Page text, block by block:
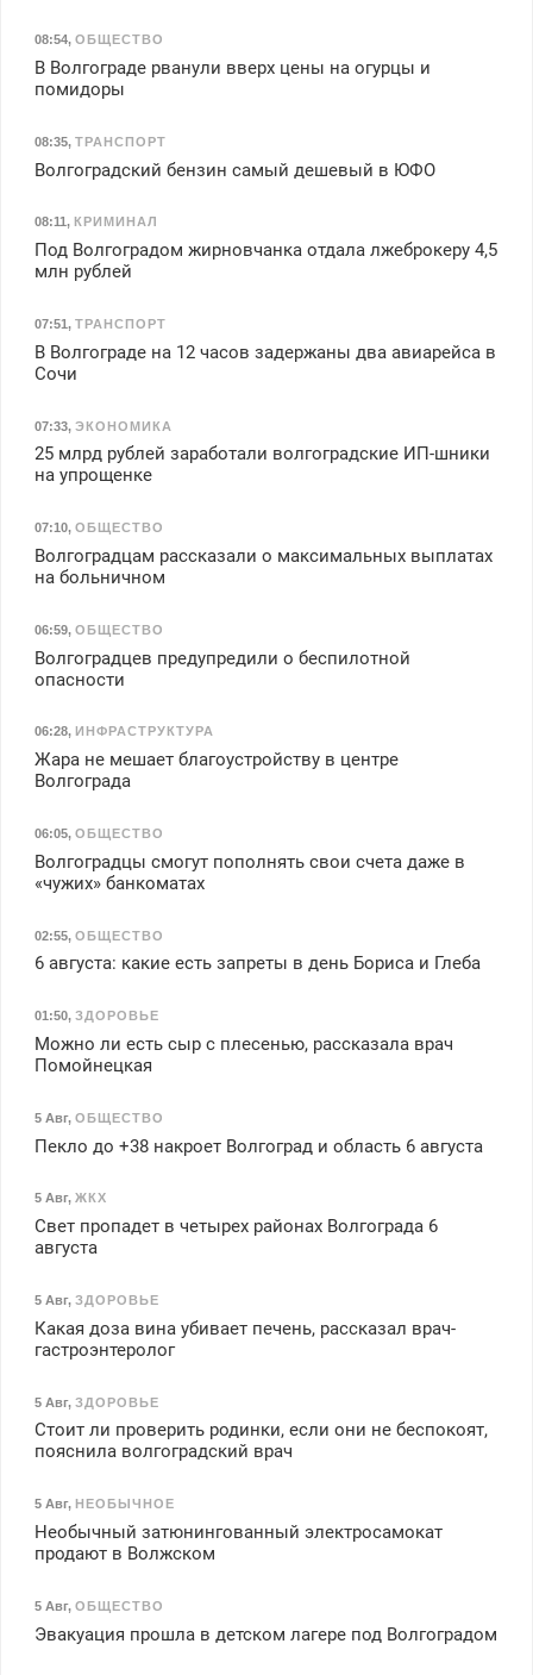
08:54, ОБЩЕСТВО
В Волгограде рванули вверх цены на огурцы и
помидоры
08:35, ТРАНСПОРТ
Волгоградский бензин самый дешевый в ЮФО
08:11, КРИМИНАЛ
Под Волгоградом жирновчанка отдала лжеброкеру 4,5
млн рублей
07:51, ТРАНСПОРТ
В Волгограде на 12 часов задержаны два авиарейса в
Сочи
07:33, ЭКОНОМИКА
25 млрд рублей заработали волгоградские ИП-шники
на упрощенке
07:10, ОБЩЕСТВО
Волгоградцам рассказали о максимальных выплатах
на больничном
06:59, ОБЩЕСТВО
Волгоградцев предупредили о беспилотной
опасности
06:28, ИНФРАСТРУКТУРА
Жара не мешает благоустройству в центре
Волгограда
06:05, ОБЩЕСТВО
Волгоградцы смогут пополнять свои счета даже в
«чужих» банкоматах
02:55, ОБЩЕСТВО
6 августа: какие есть запреты в день Бориса и Глеба
01:50, ЗДОРОВЬЕ
Можно ли есть сыр с плесенью, рассказала врач
Помойнецкая
5 Авг, ОБЩЕСТВО
Пекло до +38 накроет Волгоград и область 6 августа
5 Авг, ЖКХ
Свет пропадет в четырех районах Волгограда 6
августа
5 Авг, ЗДОРОВЬЕ
Какая доза вина убивает печень, рассказал врач-
гастроэнтеролог
5 Авг, ЗДОРОВЬЕ
Стоит ли проверить родинки, если они не беспокоят,
пояснила волгоградский врач
5 Авг, НЕОБЫЧНОЕ
Необычный затюнингованный электросамокат
продают в Волжском
5 Авг, ОБЩЕСТВО
Эвакуация прошла в детском лагере под Волгоградом